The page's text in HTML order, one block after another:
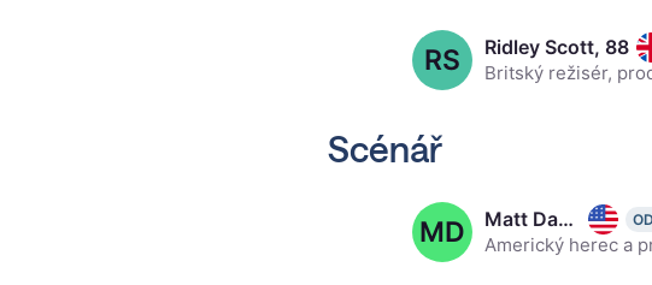
RS Ridley Scott, 88
Scénář
MD Matt Damon, 55